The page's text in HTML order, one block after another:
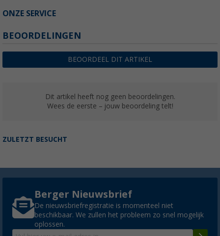
ONZE SERVICE
BEOORDELINGEN
BEOORDEEL DIT ARTIKEL
Dit artikel heeft nog geen beoordelingen.
Wees de eerste – jouw beoordeling telt!
ZULETZT BESUCHT
Berger Nieuwsbrief
De nieuwsbriefregistratie is momenteel niet
beschikbaar. We zullen het probleem zo snel mogelijk
oplossen.